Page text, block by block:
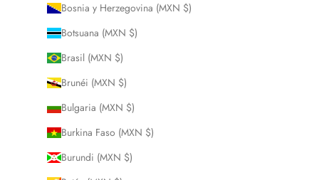
Bosnia y Herzegovina (MXN $)
Botsuana (MXN $)
Brasil (MXN $)
Brunéi (MXN $)
Bulgaria (MXN $)
Burkina Faso (MXN $)
Burundi (MXN $)